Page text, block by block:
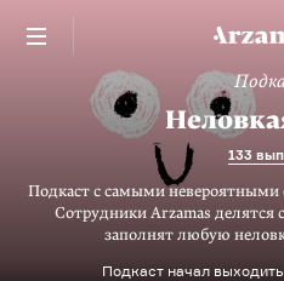
133
Подкаст с самыми
Сотрудники Arzamas
заполнят любую
Подкаст начал выходить